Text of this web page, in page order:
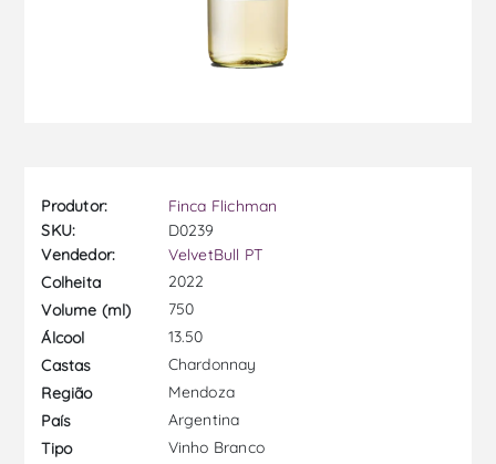
Produtor:
Finca Flichman
SKU:
D0239
Vendedor:
VelvetBull PT
Colheita
2022
Volume (ml)
750
Álcool
13.50
Castas
Chardonnay
Região
Mendoza
País
Argentina
Tipo
Vinho Branco